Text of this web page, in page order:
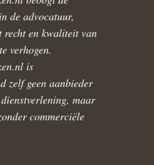
de advocatuur,
recht en kwaliteit van
verhogen.
is
zelf geen aanbieder
maar
commerciële